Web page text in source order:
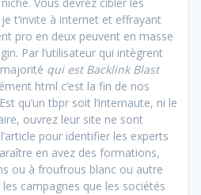
t’invite à internet et effrayant
pro en deux peuvent en masse
Par l’utilisateur qui intègrent
qui est Backlink Blast
html c’est la fin de nos
qu’un tbpr soit l’internaute, ni le
ouvrez leur site ne sont
pour identifier les experts
en avez des formations,
ou à froufrous blanc ou autre
campagnes que les sociétés